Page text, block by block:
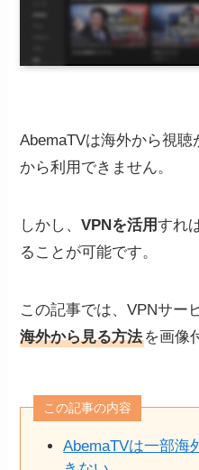
AbemaTVは海外から視
から利用できません。
しかし、VPNを活用すれ
ることが可能です。
この記事では、VPNサー
海外から見る方法を画像
この記事の内容
AbemaTVは一部海